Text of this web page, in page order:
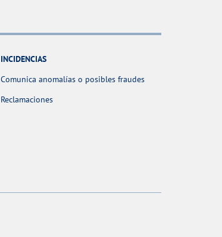
INCIDENCIAS
Comunica anomalías o posibles fraudes
Reclamaciones